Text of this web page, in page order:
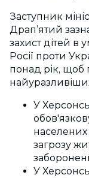
Заступник
Драп’ятий
захист дітей в
Росії проти
понад рік, щоб
У
населених
загрозу
У